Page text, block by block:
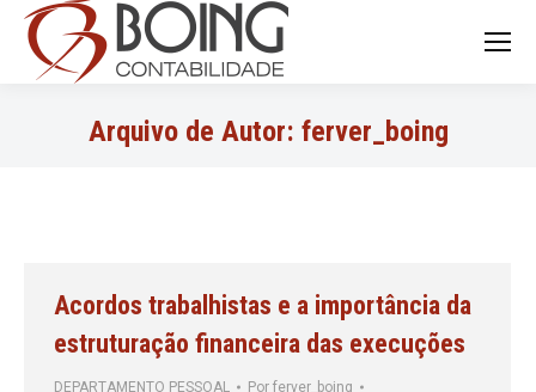
Search:
Arquivo de Autor: ferver_boing
Acordos trabalhistas e a importância da
estruturação financeira das execuções
DEPARTAMENTO PESSOAL Por ferver_boing